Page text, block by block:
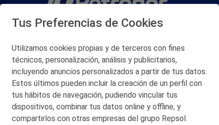
San Martín 5-Edificio Muñatones,
© 2026 Petronor S.A.
CONTACTO
Tus Preferencias de Cookies
Utilizamos cookies propias y de terceros con fines
técnicos, personalización, análisis y publicitarios,
incluyendo anuncios personalizados a partir de tus datos.
Estos últimos pueden incluir la creación de un perfil con
tus hábitos de navegación, pudiendo vincular tus
dispositivos, combinar tus datos online y offline, y
compartirlos con otras empresas del grupo Repsol.